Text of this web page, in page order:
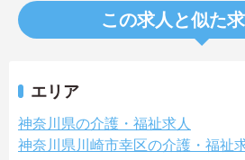
この求人と似た
エリア
神奈川県の介護・福祉求人
神奈川県川崎市幸区の介護・福祉